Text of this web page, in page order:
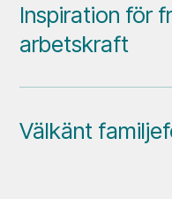
Inspiration för
arbetskraft
Välkänt